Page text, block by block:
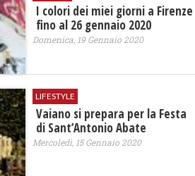
I colori dei miei giorni a Firenze
fino al 26 gennaio 2020
Domenica, 19 Gennaio 2020
LIFESTYLE
Vaiano si prepara per la Festa
di Sant’Antonio Abate
Mercoledì, 15 Gennaio 2020